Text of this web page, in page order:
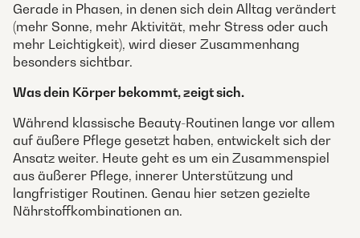
Gerade in Phasen, in denen sich dein Alltag verändert
(mehr Sonne, mehr Aktivität, mehr Stress oder auch
mehr Leichtigkeit), wird dieser Zusammenhang
besonders sichtbar.
Was dein Körper bekommt, zeigt sich.
Während klassische Beauty-Routinen lange vor allem
auf äußere Pflege gesetzt haben, entwickelt sich der
Ansatz weiter. Heute geht es um ein Zusammenspiel
aus äußerer Pflege, innerer Unterstützung und
langfristiger Routinen. Genau hier setzen gezielte
Nährstoffkombinationen an.